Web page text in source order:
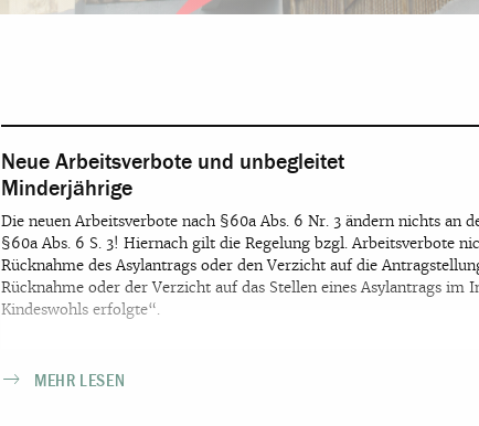
Neue Arbeitsverbote und unbegleitet
Minderjährige
Die neuen Arbeitsverbote nach §60a Abs. 6 Nr. 3 ändern nichts an
§60a Abs. 6 S. 3! Hiernach gilt die Regelung bzgl. Arbeitsverbote
Rücknahme des Asylantrags oder den Verzicht auf die
Rücknahme oder der Verzicht auf das Stellen eines Asylantrags im
Kindeswohls erfolgte“.
MEHR LESEN